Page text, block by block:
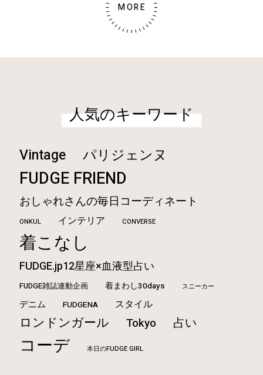
MORE
人気のキーワード
Vintage パリジェンヌ
FUDGE FRIEND
おしゃれさんの毎日コーディネート
ONKUL インテリア CONVERSE
着こなし
FUDGE.jp12星座×血液型占い
FUDGE雑誌連動企画 着まわし30days スニーカー
デニム FUDGENA スタイル
ロンドンガール Tokyo 占い
コーデ 本日のFUDGE GIRL